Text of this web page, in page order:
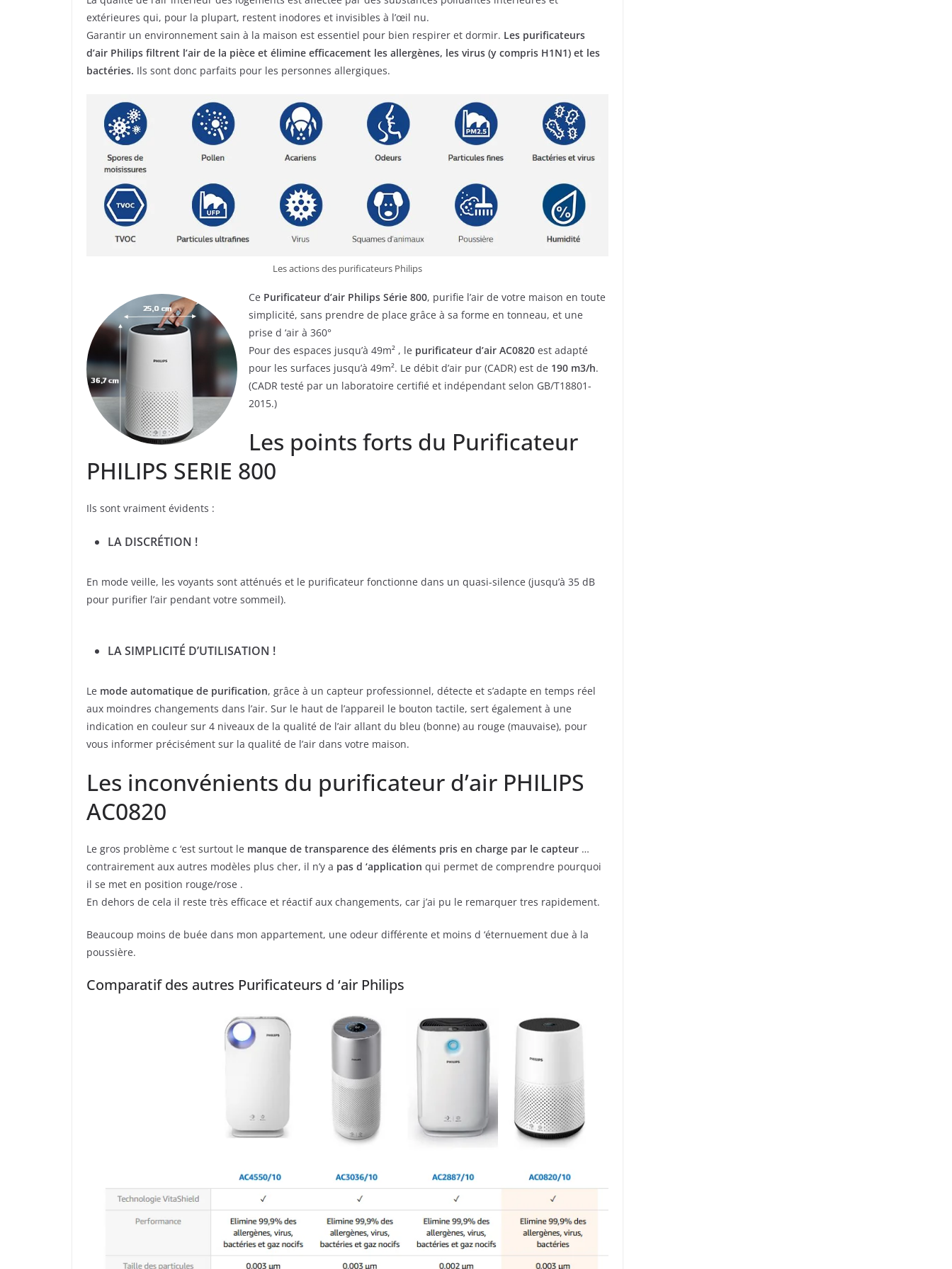
extérieures qui, pour la plupart, restent inodores et invisibles à l’œil nu.
Garantir un environnement sain à la maison est essentiel pour bien respirer et dormir. Les purificateurs
d’air Philips filtrent l’air de la pièce et élimine efficacement les allergènes, les virus (y compris H1N1) et les
bactéries. Ils sont donc parfaits pour les personnes allergiques.
Les actions des purificateurs Philips
Ce Purificateur d’air Philips Série 800, purifie l’air de votre maison en toute
simplicité, sans prendre de place grâce à sa forme en tonneau, et une
prise d ‘air à 360°
Pour des espaces jusqu’à 49m² , le purificateur d’air AC0820 est adapté
pour les surfaces jusqu’à 49m². Le débit d’air pur (CADR) est de 190 m3/h.
(CADR testé par un laboratoire certifié et indépendant selon GB/T18801-
2015.)
Les points forts du Purificateur
PHILIPS SERIE 800
Ils sont vraiment évidents :
LA DISCRÉTION !
En mode veille, les voyants sont atténués et le purificateur fonctionne dans un quasi-silence (jusqu’à 35 dB
pour purifier l’air pendant votre sommeil).
LA SIMPLICITÉ D’UTILISATION !
Le mode automatique de purification, grâce à un capteur professionnel, détecte et s’adapte en temps réel
aux moindres changements dans l’air. Sur le haut de l’appareil le bouton tactile, sert également à une
indication en couleur sur 4 niveaux de la qualité de l’air allant du bleu (bonne) au rouge (mauvaise), pour
vous informer précisément sur la qualité de l’air dans votre maison.
Les inconvénients du purificateur d’air PHILIPS
AC0820
Le gros problème c ‘est surtout le manque de transparence des éléments pris en charge par le capteur …
contrairement aux autres modèles plus cher, il n’y a pas d ‘application qui permet de comprendre pourquoi
il se met en position rouge/rose .
En dehors de cela il reste très efficace et réactif aux changements, car j’ai pu le remarquer tres rapidement.
Beaucoup moins de buée dans mon appartement, une odeur différente et moins d ‘éternuement due à la
poussière.
Comparatif des autres Purificateurs d ‘air Philips